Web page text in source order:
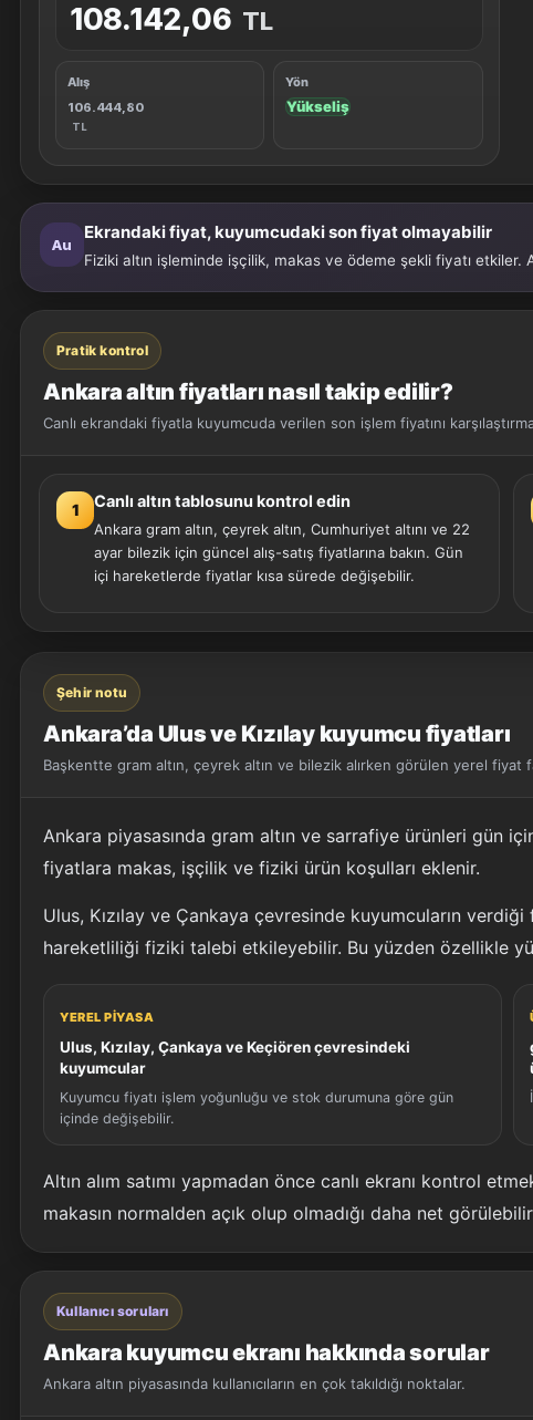
108.142,06 TL
Alış
106.444,80
TL
Yön
Yükseliş
Au
Ekrandaki fiyat, kuyumcudaki son fiyat olmayabilir
Fiziki altın işleminde işçilik, makas ve ödeme şekli fiyatı etkiler.
Pratik kontrol
Ankara altın fiyatları nasıl takip edilir?
Canlı ekrandaki fiyatla kuyumcuda verilen son işlem fiyatını
1 Canlı altın tablosunu kontrol edin
Ankara gram altın, çeyrek altın, Cumhuriyet altını ve 22
ayar bilezik için güncel alış-satış fiyatlarına bakın. Gün
içi hareketlerde fiyatlar kısa sürede değişebilir.
Şehir notu
Ankara’da Ulus ve Kızılay kuyumcu fiyatları
Başkentte gram altın, çeyrek altın ve bilezik alırken görülen yerel fiyat
Ankara piyasasında gram altın ve sarrafiye ürünleri gün
fiyatlara makas, işçilik ve fiziki ürün koşulları eklenir.
Ulus, Kızılay ve Çankaya çevresinde kuyumcuların
hareketliliği fiziki talebi etkileyebilir. Bu yüzden özellikle
YEREL PIYASA
Ulus, Kızılay, Çankaya ve Keçiören çevresindeki
kuyumcular
Kuyumcu fiyatı işlem yoğunluğu ve stok durumuna göre gün
içinde değişebilir.
Altın alım satımı yapmadan önce canlı ekranı kontrol
makasın normalden açık olup olmadığı daha net
Kullanıcı soruları
Ankara kuyumcu ekranı hakkında sorular
Ankara altın piyasasında kullanıcıların en çok takıldığı noktalar.